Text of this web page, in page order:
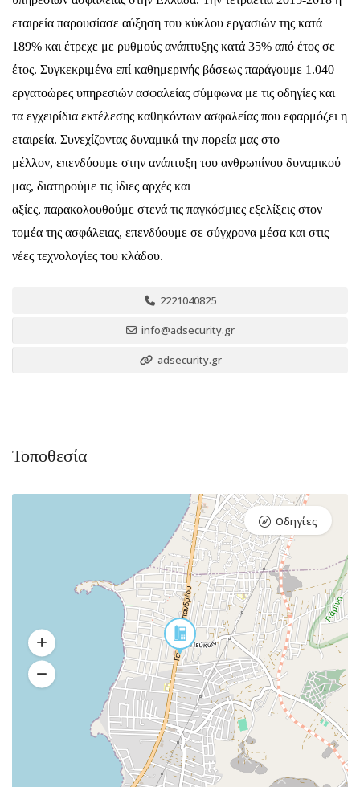
εταιρεία παρουσίασε αύξηση του κύκλου εργασιών της κατά
189% και έτρεχε με ρυθμούς ανάπτυξης κατά 35% από έτος σε
έτος. Συγκεκριμένα επί καθημερινής βάσεως παράγουμε 1.040
εργατοώρες υπηρεσιών ασφαλείας σύμφωνα με τις οδηγίες και
τα εγχειρίδια εκτέλεσης καθηκόντων ασφαλείας που εφαρμόζει η
εταιρεία. Συνεχίζοντας δυναμικά την πορεία μας στο
μέλλον, επενδύουμε στην ανάπτυξη του ανθρωπίνου δυναμικού
μας, διατηρούμε τις ίδιες αρχές και
αξίες, παρακολουθούμε στενά τις παγκόσμιες εξελίξεις στον
τομέα της ασφάλειας, επενδύουμε σε σύγχρονα μέσα και στις
νέες τεχνολογίες του κλάδου.
2221040825
info@adsecurity.gr
adsecurity.gr
Τοποθεσία
Οδηγίες